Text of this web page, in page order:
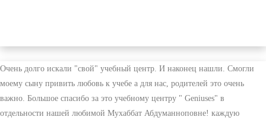
Очень долго искали "свой" учебный центр. И наконец нашли. Смогли
моему сыну привить любовь к учебе а для нас, родителей это очень
важно. Большое спасибо за это учебному центру " Geniuses" в
отдельности нашей любимой Мухаббат Абдуманноповне! каждую